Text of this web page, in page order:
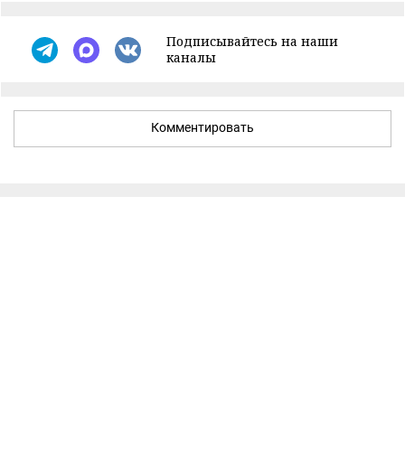
Подписывайтесь на наши
каналы
Комментировать